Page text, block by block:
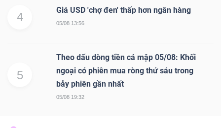
4
Giá USD 'chợ đen' thấp hơn ngân hàng
05/08 13:56
5
Theo dấu dòng tiền cá mập 05/08: Khối
ngoại có phiên mua ròng thứ sáu trong
bảy phiên gần nhất
05/08 19:32